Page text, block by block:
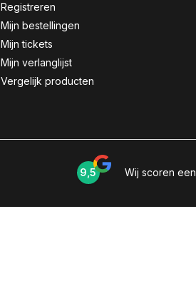
Registreren
Mijn bestellingen
Mijn tickets
Mijn verlanglijst
Vergelijk producten
9,5 Wij scoren een